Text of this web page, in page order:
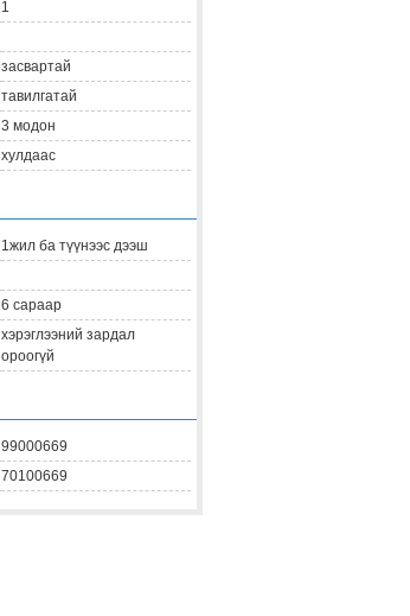
1
засвартай
тавилгатай
3 модон
хулдаас
1жил ба түүнээс дээш
6 capaap
хэрэглээний зардал
ороогүй
99000669
70100669